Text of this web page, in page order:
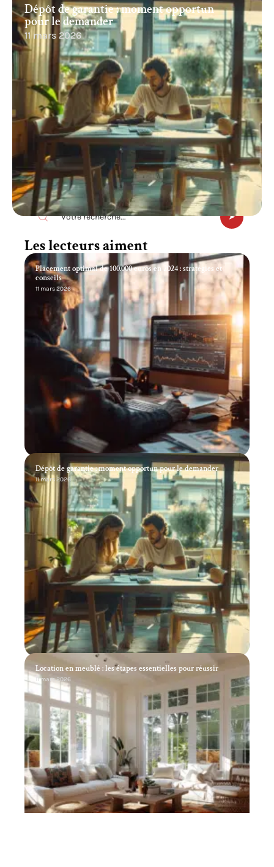
Dépôt de garantie : moment opportun
pour le demander
11 mars 2026
Recherche
Les lecteurs aiment
Placement optimal de 100.000 euros en 2024 : stratégies et
conseils
11 mars 2026
Dépôt de garantie : moment opportun pour le demander
11 mars 2026
Location en meublé : les étapes essentielles pour réussir
11 mars 2026